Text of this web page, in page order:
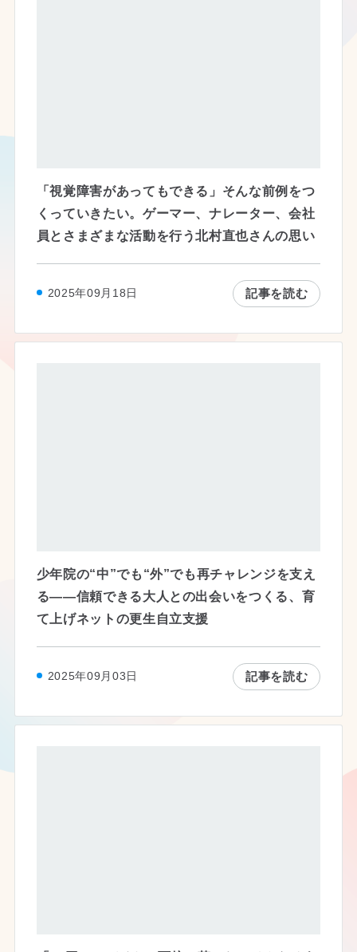
「視覚障害があってもできる」そんな前例をつ
くっていきたい。ゲーマー、ナレーター、会社
員とさまざまな活動を行う北村直也さんの思い
2025年09月18日 記事を読む
少年院の“中”でも“外”でも再チャレンジを支え
る——信頼できる大人との出会いをつくる、育
て上げネットの更生自立支援
2025年09月03日 記事を読む